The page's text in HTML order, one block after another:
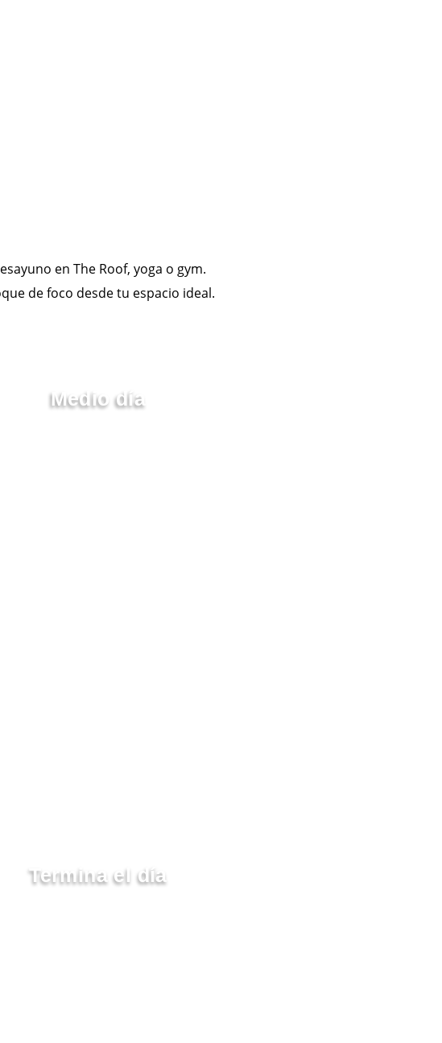
en The Roof, yoga o gym.
de foco desde tu espacio ideal.
Medio día
Termina el día